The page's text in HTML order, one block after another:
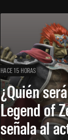
HACE 15 HORAS
¿Quién
Legend of
señala al